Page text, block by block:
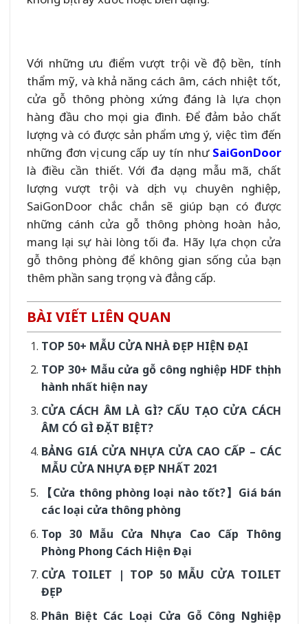
Với những ưu điểm vượt trội về độ bền, tính
thẩm mỹ, và khả năng cách âm, cách nhiệt tốt,
cửa gỗ thông phòng xứng đáng là lựa chọn
hàng đầu cho mọi gia đình. Để đảm bảo chất
lượng và có được sản phẩm ưng ý, việc tìm đến
những đơn vị cung cấp uy tín như SaiGonDoor
là điều cần thiết. Với đa dạng mẫu mã, chất
lượng vượt trội và dịch vụ chuyên nghiệp,
SaiGonDoor chắc chắn sẽ giúp bạn có được
những cánh cửa gỗ thông phòng hoàn hảo,
mang lại sự hài lòng tối đa. Hãy lựa chọn cửa
gỗ thông phòng để không gian sống của bạn
thêm phần sang trọng và đẳng cấp.
BÀI VIẾT LIÊN QUAN
TOP 50+ MẪU CỬA NHÀ ĐẸP HIỆN ĐẠI
TOP 30+ Mẫu cửa gỗ công nghiệp HDF thịnh
hành nhất hiện nay
CỬA CÁCH ÂM LÀ GÌ? CẤU TẠO CỬA CÁCH
ÂM CÓ GÌ ĐẶT BIỆT?
BẢNG GIÁ CỬA NHỰA CỬA CAO CẤP – CÁC
MẪU CỬA NHỰA ĐẸP NHẤT 2021
【Cửa thông phòng loại nào tốt?】Giá bán
các loại cửa thông phòng
Top 30 Mẫu Cửa Nhựa Cao Cấp Thông
Phòng Phong Cách Hiện Đại
CỬA TOILET | TOP 50 MẪU CỬA TOILET
ĐẸP
Phân Biệt Các Loại Cửa Gỗ Công Nghiệp